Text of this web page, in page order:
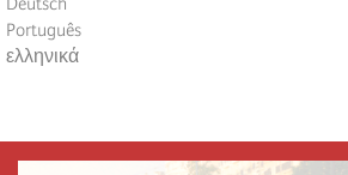
Português
ελληνικά